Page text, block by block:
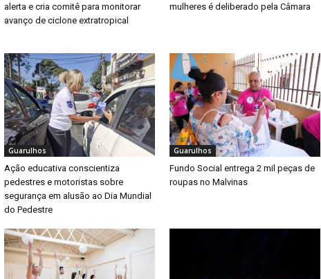
alerta e cria comitê para monitorar
avanço de ciclone extratropical
mulheres é deliberado pela Câmara
Guarulhos
Ação educativa conscientiza
pedestres e motoristas sobre
segurança em alusão ao Dia Mundial
do Pedestre
Guarulhos
Fundo Social entrega 2 mil peças de
roupas no Malvinas